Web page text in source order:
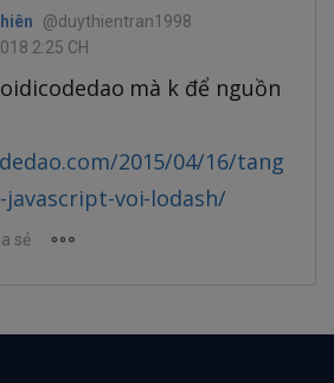
@duythientran1998
2:25 CH
mà k để nguồn
2015/04/16/tang
javascript-voi-lodash/
sẻ